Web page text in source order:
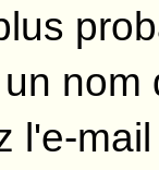
la
installé
n'a